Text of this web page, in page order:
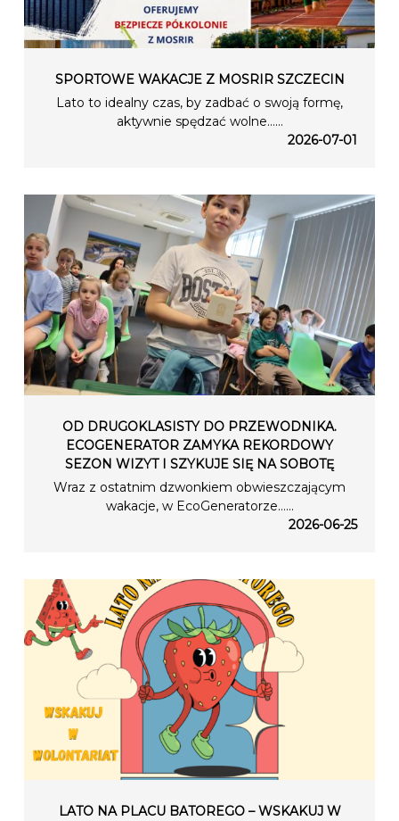
SPORTOWE WAKACJE Z MOSRIR SZCZECIN
Lato to idealny czas, by zadbać o swoją formę,
aktywnie spędzać wolne…...
2026-07-01
OD DRUGOKLASISTY DO PRZEWODNIKA.
ECOGENERATOR ZAMYKA REKORDOWY
SEZON WIZYT I SZYKUJE SIĘ NA SOBOTĘ
Wraz z ostatnim dzwonkiem obwieszczającym
wakacje, w EcoGeneratorze…...
2026-06-25
LATO NA PLACU BATOREGO – WSKAKUJ W